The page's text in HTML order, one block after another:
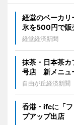
経堂のベーカ
氷を500円で販
経堂経済新聞
抹茶・日本茶カ
号店 新メニュ
自由が丘経済新聞
香港・ifcに「
プアップ出店